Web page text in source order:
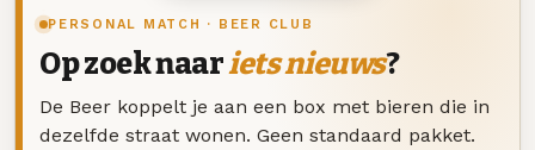
PERSONAL MATCH · BEER CLUB
Op zoek naariets nieuws?
De Beer koppelt je aan een box met bieren die in
dezelfde straat wonen. Geen standaard pakket.